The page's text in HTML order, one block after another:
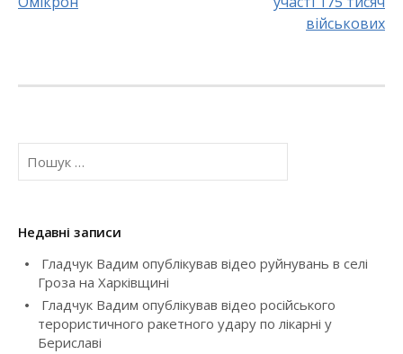
n
a
i
a
військових
П
ш
кНедавні записи
Гладчук Вадим опублікував відео руйнувань в селі
Гроза на Харківщині
Гладчук Вадим опублікував відео російського
терористичного ракетного удару по лікарні у
Бериславі